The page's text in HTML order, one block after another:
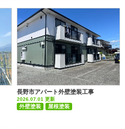
長野市アパート外壁塗装工事
2026.07.01 更新
外壁塗装
屋根塗装